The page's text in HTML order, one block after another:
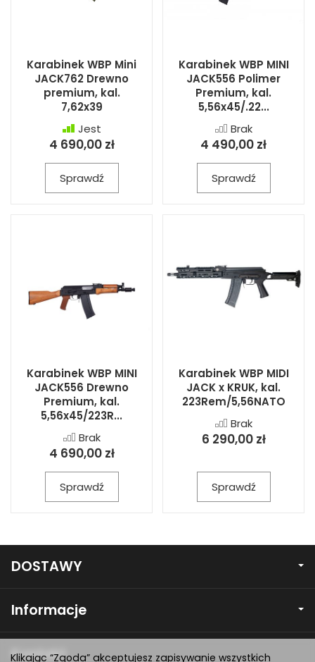
Karabinek WBP Mini
JACK762 Drewno
premium, kal.
7,62x39
Jest
4 690,00 zł
Sprawdź
Karabinek WBP MINI
JACK556 Polimer
Premium, kal.
5,56x45/.22...
Brak
4 490,00 zł
Sprawdź
Karabinek WBP MINI
JACK556 Drewno
Premium, kal.
5,56x45/223R...
Brak
4 690,00 zł
Sprawdź
Karabinek WBP MIDI
JACK x KRUK, kal.
223Rem/5,56NATO
Brak
6 290,00 zł
Sprawdź
DOSTAWY
Informacje
Kontakt
Klikając “Zgoda” akceptujesz zapisywanie wszystkich